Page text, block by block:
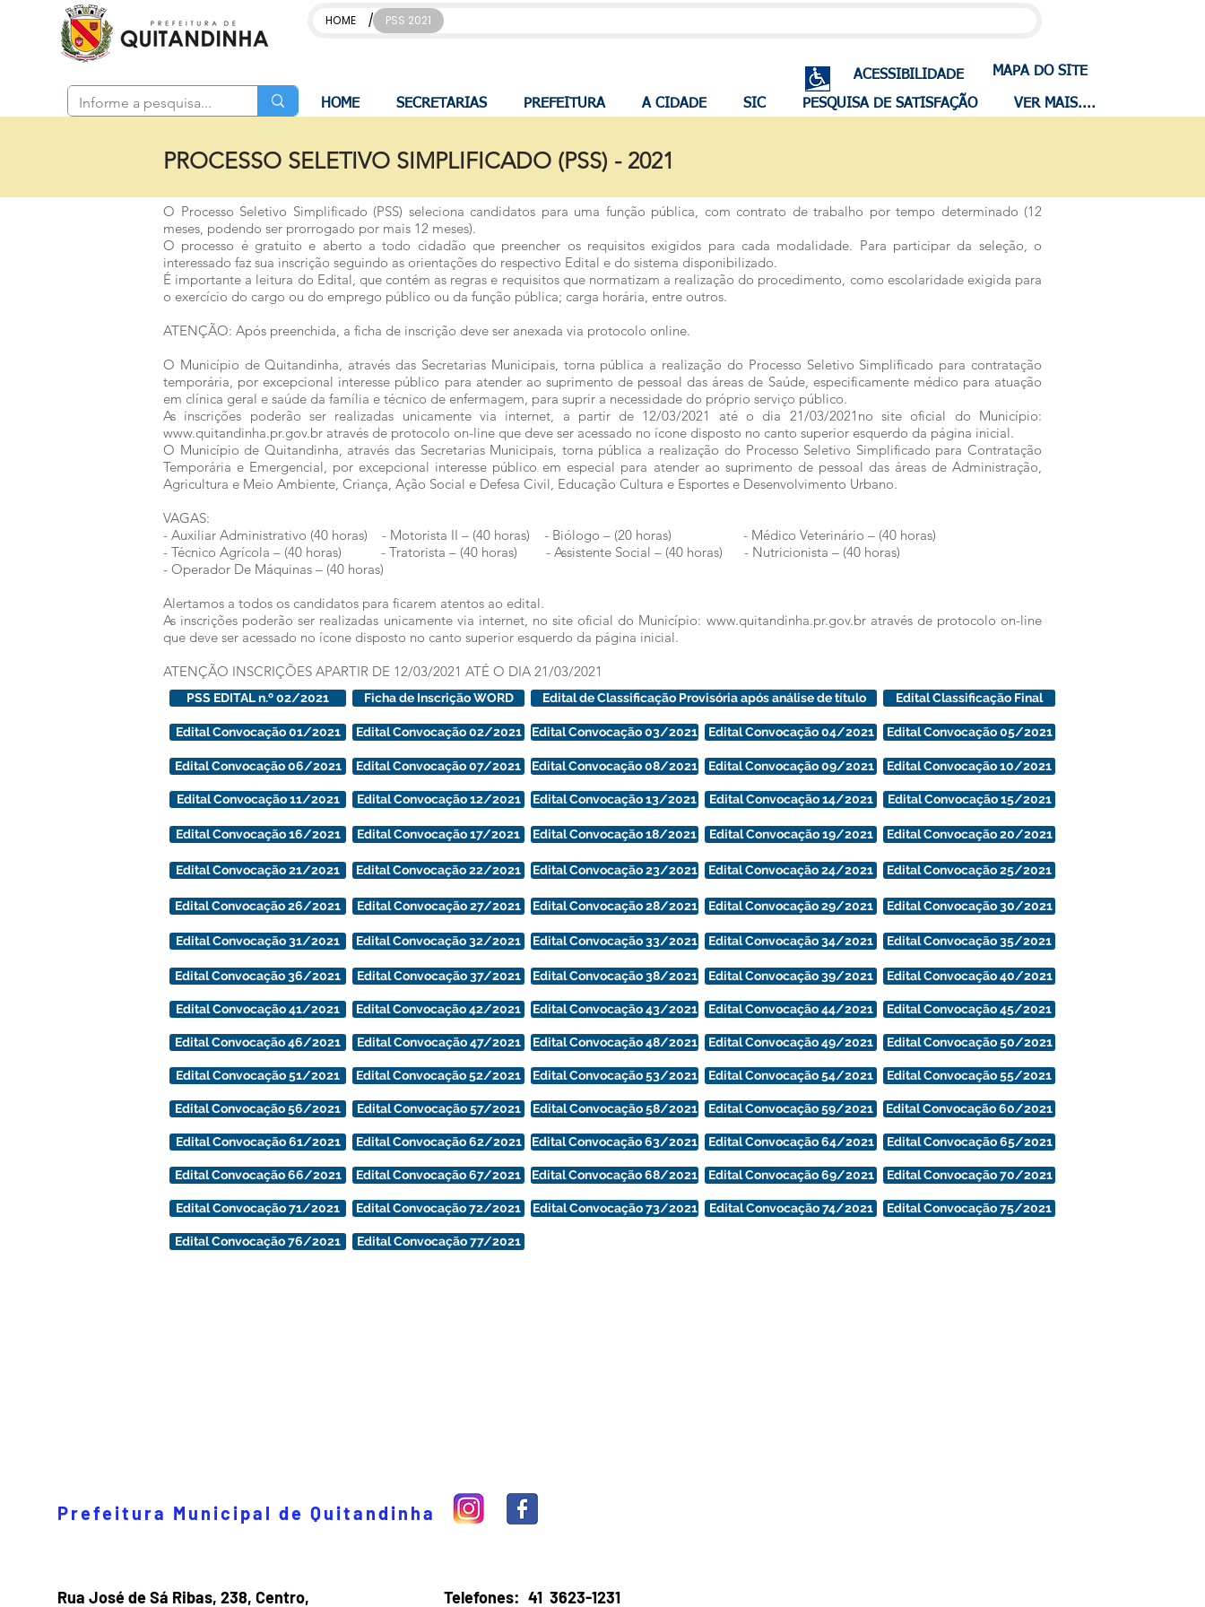
HOME / PSS 2021
ACESSIBILIDADE MAPA DO SITE
HOME SECRETARIAS PREFEITURA A CIDADE SIC PESQUISA DE SATISFAÇÃO VER MAIS....
PROCESSO SELETIVO SIMPLIFICADO (PSS) - 2021
O Processo Seletivo Simplificado (PSS) seleciona candidatos para uma função pública, com contrato de trabalho por tempo determinado (12
meses, podendo ser prorrogado por mais 12 meses).
O processo é gratuito e aberto a todo cidadão que preencher os requisitos exigidos para cada modalidade. Para participar da seleção, o
interessado faz sua inscrição seguindo as orientações do respectivo Edital e do sistema disponibilizado.
É importante a leitura do Edital, que contém as regras e requisitos que normatizam a realização do procedimento, como escolaridade exigida para
o exercício do cargo ou do emprego público ou da função pública; carga horária, entre outros.
ATENÇÃO: Após preenchida, a ficha de inscrição deve ser anexada via protocolo online.
O Município de Quitandinha, através das Secretarias Municipais, torna pública a realização do Processo Seletivo Simplificado para contratação
temporária, por excepcional interesse público para atender ao suprimento de pessoal das áreas de Saúde, especificamente médico para atuação
em clínica geral e saúde da família e técnico de enfermagem, para suprir a necessidade do próprio serviço público.
As inscrições poderão ser realizadas unicamente via internet, a partir de 12/03/2021 até o dia 21/03/2021no site oficial do Município:
www.quitandinha.pr.gov.br através de protocolo on-line que deve ser acessado no ícone disposto no canto superior esquerdo da página inicial.
O Município de Quitandinha, através das Secretarias Municipais, torna pública a realização do Processo Seletivo Simplificado para Contratação
Temporária e Emergencial, por excepcional interesse público em especial para atender ao suprimento de pessoal das áreas de Administração,
Agricultura e Meio Ambiente, Criança, Ação Social e Defesa Civil, Educação Cultura e Esportes e Desenvolvimento Urbano.
VAGAS:
- Auxiliar Administrativo (40 horas) - Motorista II – (40 horas) - Biólogo – (20 horas) - Médico Veterinário – (40 horas)
- Técnico Agrícola – (40 horas) - Tratorista – (40 horas) - Assistente Social – (40 horas) - Nutricionista – (40 horas)
- Operador De Máquinas – (40 horas)
Alertamos a todos os candidatos para ficarem atentos ao edital.
As inscrições poderão ser realizadas unicamente via internet, no site oficial do Município: www.quitandinha.pr.gov.br através de protocolo on-line
que deve ser acessado no ícone disposto no canto superior esquerdo da página inicial.
ATENÇÃO INSCRIÇÕES APARTIR DE 12/03/2021 ATÉ O DIA 21/03/2021
PSS EDITAL n.º 02/2021 Ficha de Inscrição WORD Edital de Classificação Provisória após análise de título Edital Classificação Final
Edital Convocação 01/2021 Edital Convocação 02/2021 Edital Convocação 03/2021 Edital Convocação 04/2021 Edital Convocação 05/2021
Edital Convocação 06/2021
Edital Convocação 11/2021
Edital Convocação 07/2021
Edital Convocação 12/2021
Edital Convocação 08/2021
Edital Convocação 13/2021
Edital Convocação 09/2021
Edital Convocação 14/2021
Edital Convocação 10/2021
Edital Convocação 15/2021
Edital Convocação 16/2021 Edital Convocação 17/2021 Edital Convocação 18/2021 Edital Convocação 19/2021 Edital Convocação 20/2021
Filha de Inscrição
Edital Convocação 21/2021 Edital Convocação 22/2021 Edital Convocação 23/2021 Edital Convocação 24/2021 Edital Convocação 25/2021
Edital Convocação 26/2021 Edital Convocação 27/2021 Edital Convocação 28/2021 Edital Convocação 29/2021 Edital Convocação 30/2021
Edital Convocação 31/2021 Edital Convocação 32/2021 Edital Convocação 33/2021 Edital Convocação 34/2021 Edital Convocação 35/2021
Edital Convocação 36/2021
Edital Convocação 41/2021
Edital Convocação 46/2021
Edital Convocação 51/2021
Edital Convocação 56/2021
Edital Convocação 61/2021
Edital Convocação 66/2021
Edital Convocação 71/2021
Edital Convocação 76/2021
Edital Convocação 37/2021
Edital Convocação 42/2021
Edital Convocação 47/2021
Edital Convocação 52/2021
Edital Convocação 57/2021
Edital Convocação 62/2021
Edital Convocação 67/2021
Edital Convocação 72/2021
Edital Convocação 38/2021
Edital Convocação 43/2021
Edital Convocação 48/2021
Edital Convocação 53/2021
Edital Convocação 58/2021
Edital Convocação 63/2021
Edital Convocação 68/2021
Edital Convocação 73/2021
Edital Convocação 39/2021
Edital Convocação 44/2021
Edital Convocação 49/2021
Edital Convocação 54/2021
Edital Convocação 59/2021
Edital Convocação 64/2021
Edital Convocação 69/2021
Edital Convocação 74/2021
Edital Convocação 40/2021
Edital Convocação 45/2021
Edital Convocação 50/2021
Edital Convocação 55/2021
Edital Convocação 60/2021
Edital Convocação 65/2021
Edital Convocação 70/2021
Edital Convocação 75/2021
Edital Convocação 77/2021
Prefeitura Municipal de Quitandinha
Rua José de Sá Ribas, 238, Centro, Telefones: 41 3623-1231